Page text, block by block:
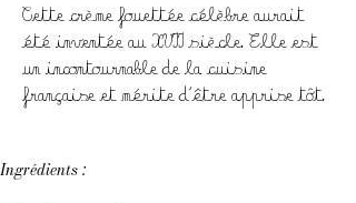
Cette crème fouettée célèbre aurait
été inventée au XVII siècle. Elle est
un incontournable de la cuisine
française et mérite d'être apprise tôt.
Ingrédients :